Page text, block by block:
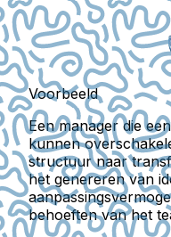
Voorbeeld
Een manager die
kunnen
structuur naar
het genereren van
behoeften van het